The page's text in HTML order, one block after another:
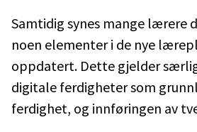
Samtidig synes mange lærere
noen elementer i de nye
oppdatert. Dette gjelder
digitale ferdigheter som
ferdighet, og innføringen av